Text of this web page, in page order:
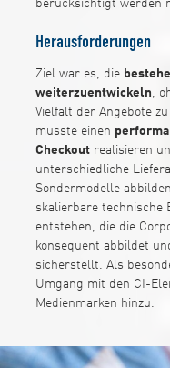
berücksichtigt werden
Herausforderungen
Ziel war es, die
weiterzuentwickeln ,
Vielfalt der Angebote
musste einen
Checkout realisieren
unterschiedliche
Sondermodelle
skalierbare technische
entstehen, die die
konsequent abbildet
sicherstellt. Als
Umgang mit den CI-
Medienmarken hinzu.